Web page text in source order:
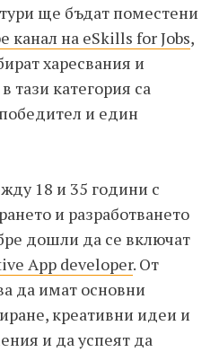
ще бъдат поместени
канал на eSkills for Jobs,
харесвания и
тази категория са
и един
18 и 35 години с
и разработването
дошли да се включат
App developer. От
да имат основни
креативни идеи и
и да успеят да